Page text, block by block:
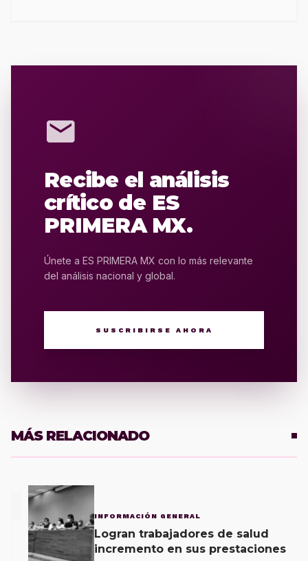
mail
Recibe el análisis
crítico de ES
PRIMERA MX.
Únete a ES PRIMERA MX con lo más relevante
del análisis nacional y global.
SUSCRIBIRSE AHORA
MÁS RELACIONADO
INFORMACIÓN GENERAL
Logran trabajadores de salud
incremento en sus prestaciones